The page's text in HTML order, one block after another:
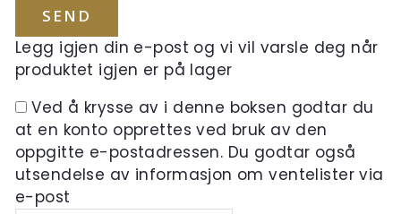
Legg igjen din e-post og vi vil varsle deg når
produktet igjen er på lager
Ved å krysse av i denne boksen godtar du
at en konto opprettes ved bruk av den
oppgitte e-postadressen. Du godtar også
utsendelse av informasjon om ventelister via
e-post